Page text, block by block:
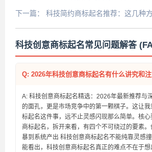
下一篇： 科技简约商标起名推荐：这几种
科技创意商标起名常见问题解答
Q: 2026年科技创意商标起名有什么讲究和注
A: 科技创意商标起名精选：2026年最新推荐与
的面孔，更是市场竞争中的第一颗棋子。这让
标起名这件事，远不止灵感闪现那么简单。核
商标起名，拆开来看，有四个不可绕过的要素
暴到系统产出 科技创意商标起名不能纯靠灵感
能看出，科技创意商标起名真正的难点不在于